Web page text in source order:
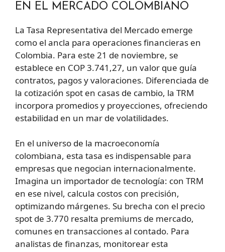
EN EL MERCADO COLOMBIANO
La Tasa Representativa del Mercado emerge
como el ancla para operaciones financieras en
Colombia. Para este 21 de noviembre, se
establece en COP 3.741,27, un valor que guía
contratos, pagos y valoraciones. Diferenciada de
la cotización spot en casas de cambio, la TRM
incorpora promedios y proyecciones, ofreciendo
estabilidad en un mar de volatilidades.
En el universo de la macroeconomía
colombiana, esta tasa es indispensable para
empresas que negocian internacionalmente.
Imagina un importador de tecnología: con TRM
en ese nivel, calcula costos con precisión,
optimizando márgenes. Su brecha con el precio
spot de 3.770 resalta premiums de mercado,
comunes en transacciones al contado. Para
analistas de finanzas, monitorear esta